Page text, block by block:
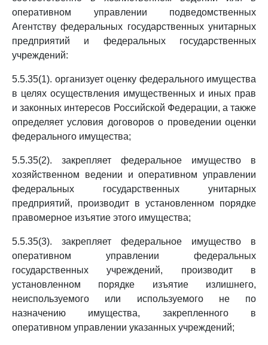
оперативном управлении подведомственных
Агентству федеральных государственных унитарных
предприятий и федеральных государственных
учреждений:
5.5.35(1). организует оценку федерального имущества
в целях осуществления имущественных и иных прав
и законных интересов Российской Федерации, а также
определяет условия договоров о проведении оценки
федерального имущества;
5.5.35(2). закрепляет федеральное имущество в
хозяйственном ведении и оперативном управлении
федеральных государственных унитарных
предприятий, производит в установленном порядке
правомерное изъятие этого имущества;
5.5.35(3). закрепляет федеральное имущество в
оперативном управлении федеральных
государственных учреждений, производит в
установленном порядке изъятие излишнего,
неиспользуемого или используемого не по
назначению имущества, закрепленного в
оперативном управлении указанных учреждений;